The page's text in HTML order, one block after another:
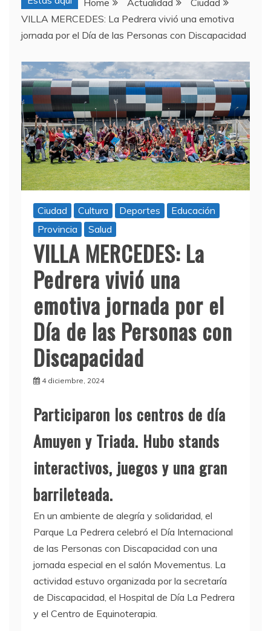
Home Actualidad
Ciudad
VILLA MERCEDES: La Pedrera vivió una emotiva
jornada por el Día de las Personas con Discapacidad
Ciudad Cultura Deportes
Educación
Provincia
Salud
VILLA MERCEDES: La
Pedrera vivió una
emotiva jornada por el
Día de las Personas con
Discapacidad
4 diciembre, 2024
Participaron los centros de día
Amuyen y Triada. Hubo stands
interactivos, juegos y una gran
barrileteada.
En un ambiente de alegría y solidaridad, el
Parque La Pedrera celebró el Día Internacional
de las Personas con Discapacidad con una
jornada especial en el salón Movementus. La
actividad estuvo organizada por la secretaría
de Discapacidad, el Hospital de Día La Pedrera
y el Centro de Equinoterapia.